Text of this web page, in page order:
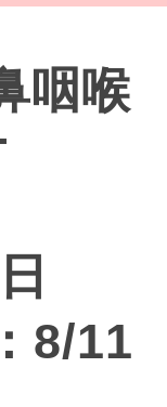
咽喉
8/11